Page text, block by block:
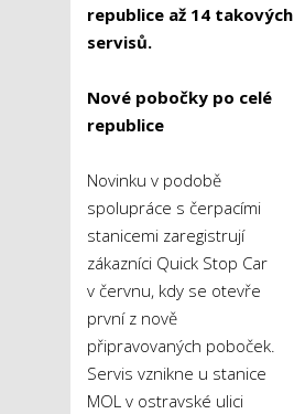
republice až 14 takových
servisů.
Nové pobočky po celé
republice
Novinku v podobě
spolupráce s čerpacími
stanicemi zaregistrují
zákazníci Quick Stop Car
v červnu, kdy se otevře
první z nově
připravovaných poboček.
Servis vznikne u stanice
MOL v ostravské ulici